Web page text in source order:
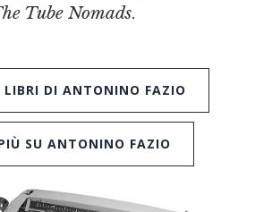
Tube Nomads.
DI ANTONINO FAZIO
SU ANTONINO FAZIO